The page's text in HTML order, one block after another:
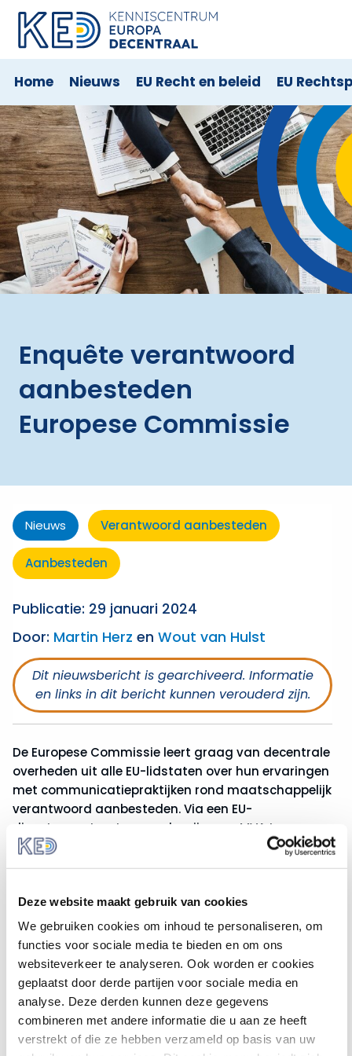
Deze website maakt gebruik van cookies
We gebruiken cookies om inhoud te personaliseren, om
functies voor sociale media te bieden en om ons
websiteverkeer te analyseren. Ook worden er cookies
geplaatst door derde partijen voor sociale media en
analyse. Deze derden kunnen deze gegevens
combineren met andere informatie die u aan ze heeft
verstrekt of die ze hebben verzameld op basis van uw
Home Nieuws EU Recht en beleid EU
Enquête verantwoord
aanbesteden
Europese Commissie
Nieuws Verantwoord aanbesteden
Aanbesteden
Publicatie: 29 januari 2024
Door: Martin Herz en Wout van Hulst
Dit nieuwsbericht is gearchiveerd. Informatie
en links in dit bericht kunnen verouderd zijn.
De Europese Commissie leert graag van decentrale
overheden uit alle EU-lidstaten over hun ervaringen
met communicatiepraktijken rond maatschappelijk
verantwoord aanbesteden. Via een EU-
dienstencontract om onderwijs over MVA te
verbeteren, heeft de Commissie het consortium
gemachtigd tussenAEIDL , hetDiesis Network
en
op maat gemaakte opleidingen te verzorgen over
maatschappelijk verantwoord aanbesteden in
verschillende lidstaten.
De informatie uit de enquête dient ertoe om
communicatietrends en -praktijken in EU-lidstaten te
analyseren, onder meer wat betreft welke
informatiekanalen regelmatig gebruikt worden in het